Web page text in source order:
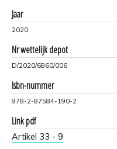
Jaar
2020
Nr wettelijk depot
D/2020/6860/006
Isbn-nummer
978-2-87584-190-2
Link pdf
Artikel 33 - 9